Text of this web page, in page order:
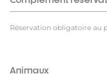
Réservation obligatoire au
Animaux